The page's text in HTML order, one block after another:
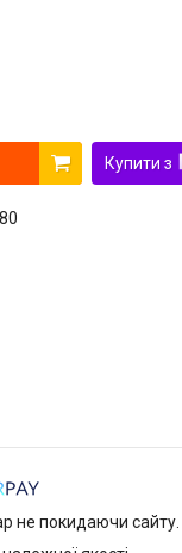
Купити з
не покидаючи сайту.